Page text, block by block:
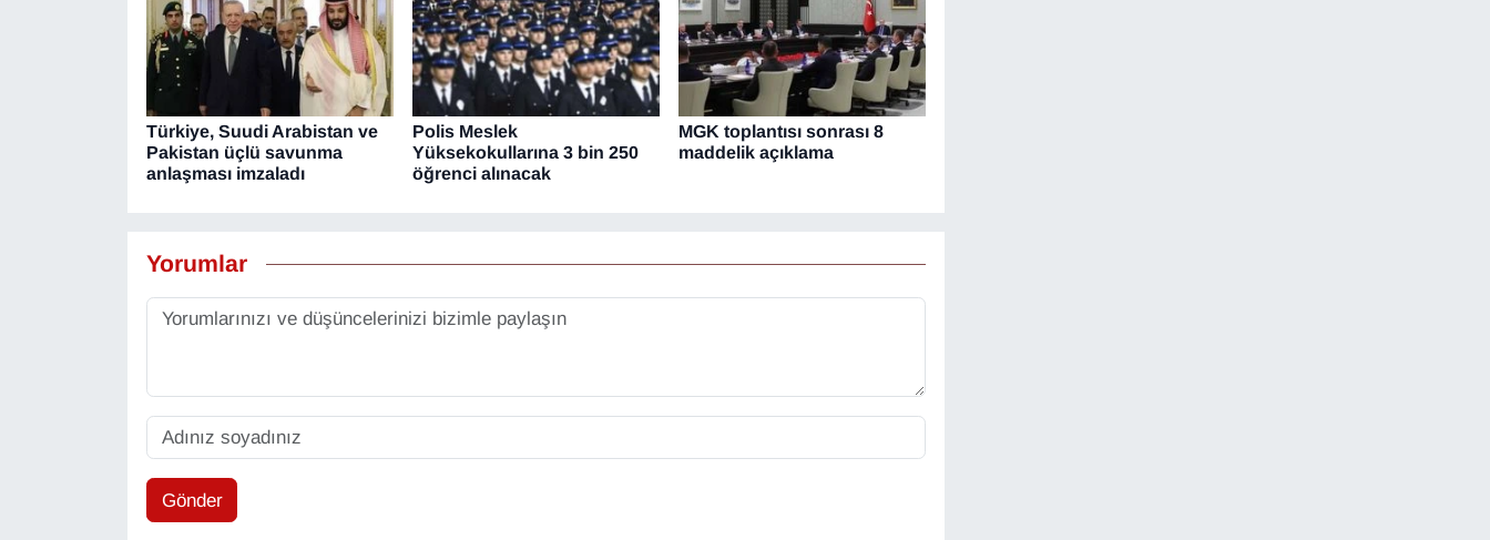
Türkiye, Suudi Arabistan ve
Pakistan üçlü savunma
anlaşması imzaladı
Polis Meslek
Yüksekokullarına 3 bin 250
öğrenci alınacak
MGK toplantısı sonrası 8
maddelik açıklama
Yorumlar
Gönder